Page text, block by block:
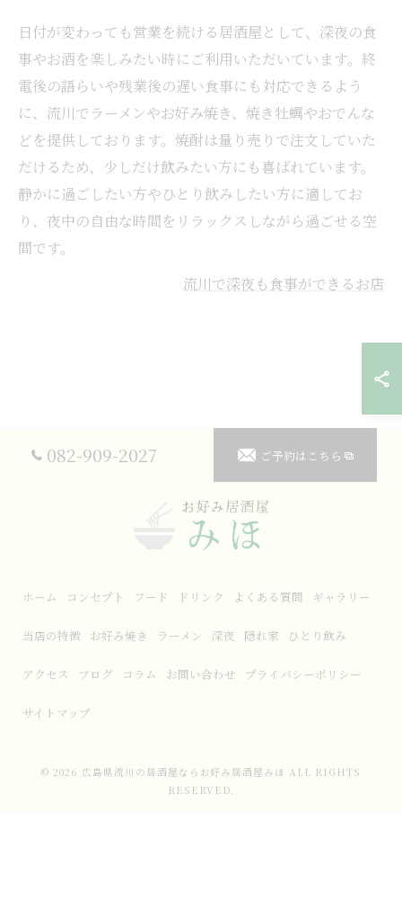
日付が変わっても営業を続ける居酒屋として、深夜の食
事やお酒を楽しみたい時にご利用いただいています。終
電後の語らいや残業後の遅い食事にも対応できるよう
に、流川でラーメンやお好み焼き、焼き牡蠣やおでんな
どを提供しております。焼酎は量り売りで注文していた
だけるため、少しだけ飲みたい方にも喜ばれています。
静かに過ごしたい方やひとり飲みしたい方に適してお
り、夜中の自由な時間をリラックスしながら過ごせる空
間です。
流川で深夜も食事ができるお店
082-909-2027 ご予約はこちら
ホーム コンセプト フード ドリンク よくある質問 ギャラリー
当店の特徴 お好み焼き ラーメン 深夜 隠れ家 ひとり飲み
アクセス ブログ コラム お問い合わせ プライバシーポリシー
サイトマップ
© 2026 広島県流川の居酒屋ならお好み居酒屋みほ ALL RIGHTS
RESERVED.